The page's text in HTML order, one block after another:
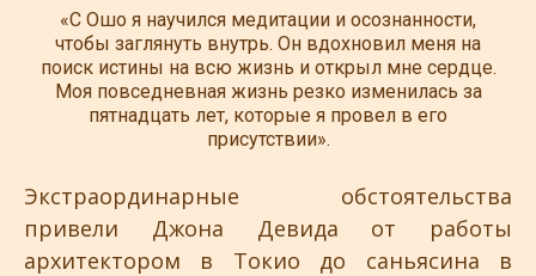
«С Ошо я научился медитации и осознанности,
чтобы заглянуть внутрь. Он вдохновил меня на
поиск истины на всю жизнь и открыл мне сердце.
Моя повседневная жизнь резко изменилась за
пятнадцать лет, которые я провел в его
присутствии».
Экстраординарные обстоятельства
привели Джона Девида от работы
архитектором в Токио до саньясина в